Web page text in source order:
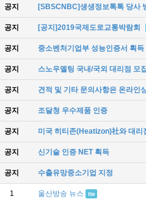
산업용히터
부속자재
공지 [SBSCNBC]생생정보톡톡 당사
공지 [공지]2019국제도로교통박람회
공지 중소벤처기업부 성능인증서 획득
공지 스노우멜팅 국내/국외 대리점 모집
공지 견적 및 기타 문의사항은 온라인
공지 조달청 우수제품 인증
공지 미국 히티존(Heatizon)社와 대리
공지 신기술 인증 NET 획득
공지 수출유망중소기업 지정
1 울산방송 뉴스 file